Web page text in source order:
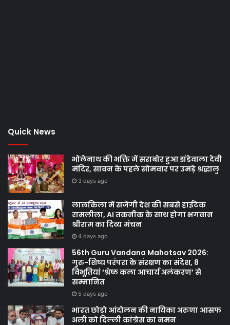
Quick News
भोलेनाथ की भक्ति में सराबोर हुआ झंडेवाला देवी
मंदिर, सावन के पहले सोमवार पर उमड़े श्रद्धालु
3 days ago
लालकिला में सजेगी देश की सबसे हाईटेक
रामलीला, AI तकनीक के साथ होगा भगवान
श्रीराम का दिव्य मंचन
4 days ago
56th Guru Vandana Mahotsav 2026:
गुरु-शिष्य परंपरा के संरक्षण का संदेश, 8
विभूतियां ‘श्रेष्ठ कला आचार्य अलंकरण’ से
सम्मानित
5 days ago
भारत छोड़ो आंदोलन की नायिका अरुणा आसफ
अली को दिल्ली कांग्रेस का नमन